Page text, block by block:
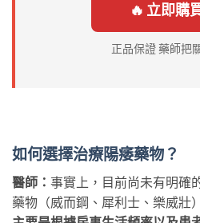
🔥 立即購
正品保證 藥師把
如何選擇治療陽痿藥物？
醫師： 事實上，目前尚未有明確
藥物（威而鋼、犀利士、樂威壯